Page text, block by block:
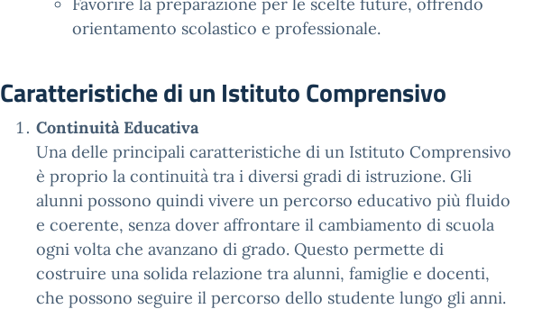
orientamento scolastico e professionale.
Caratteristiche di un Istituto Comprensivo
Continuità Educativa
Una delle principali caratteristiche di un Istituto Comprensivo
è proprio la continuità tra i diversi gradi di istruzione. Gli
alunni possono quindi vivere un percorso educativo più fluido
e coerente, senza dover affrontare il cambiamento di scuola
ogni volta che avanzano di grado. Questo permette di
costruire una solida relazione tra alunni, famiglie e docenti,
che possono seguire il percorso dello studente lungo gli anni.